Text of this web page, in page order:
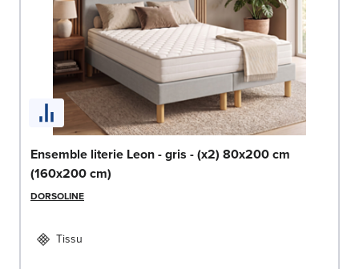
Ensemble literie Leon - gris - (x2) 80x200 cm
(160x200 cm)
DORSOLINE
Tissu